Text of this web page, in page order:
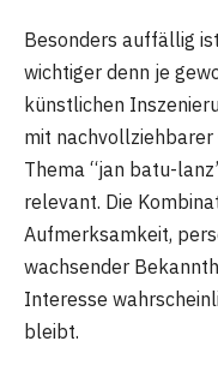
Besonders auffällig
wichtiger denn je
künstlichen
mit
Thema “jan batu-
relevant. Die
Aufmerksamkeit,
wachsender
Interesse
bleibt.